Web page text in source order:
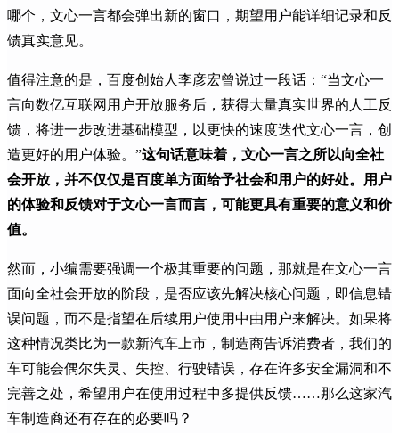
哪个，文心一言都会弹出新的窗口，期望用户能详细记录和反
馈真实意见。
值得注意的是，百度创始人李彦宏曾说过一段话：“当文心一
言向数亿互联网用户开放服务后，获得大量真实世界的人工反
馈，将进一步改进基础模型，以更快的速度迭代文心一言，创
造更好的用户体验。”这句话意味着，文心一言之所以向全社
会开放，并不仅仅是百度单方面给予社会和用户的好处。用户
的体验和反馈对于文心一言而言，可能更具有重要的意义和价
值。
然而，小编需要强调一个极其重要的问题，那就是在文心一言
面向全社会开放的阶段，是否应该先解决核心问题，即信息错
误问题，而不是指望在后续用户使用中由用户来解决。如果将
这种情况类比为一款新汽车上市，制造商告诉消费者，我们的
车可能会偶尔失灵、失控、行驶错误，存在许多安全漏洞和不
完善之处，希望用户在使用过程中多提供反馈……那么这家汽
车制造商还有存在的必要吗？